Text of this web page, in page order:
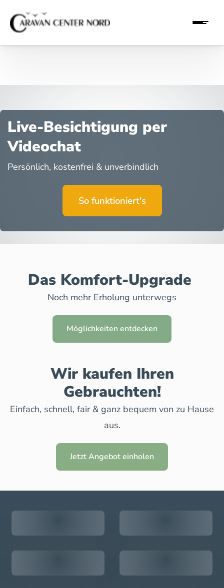
Live-Besichtigung per
Videochat
Persönlich, kostenfrei & unverbindlich
So funktioniert's
Das Komfort-Upgrade
Noch mehr Erholung unterwegs
Möglichkeiten entdecken
Wir kaufen Ihren
Gebrauchten!
Einfach, schnell, fair & ganz bequem von zu Hause
aus.
Jetzt Angebot einholen